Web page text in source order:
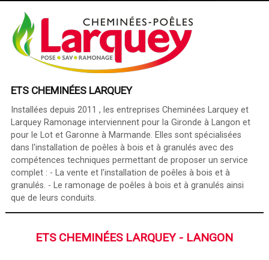
ETS CHEMINÉES LARQUEY
Installées depuis 2011 , les entreprises Cheminées Larquey et
Larquey Ramonage interviennent pour la Gironde à Langon et
pour le Lot et Garonne à Marmande. Elles sont spécialisées
dans l'installation de poêles à bois et à granulés avec des
compétences techniques permettant de proposer un service
complet : - La vente et l’installation de poêles à bois et à
granulés. - Le ramonage de poêles à bois et à granulés ainsi
que de leurs conduits.
ETS CHEMINÉES LARQUEY - LANGON